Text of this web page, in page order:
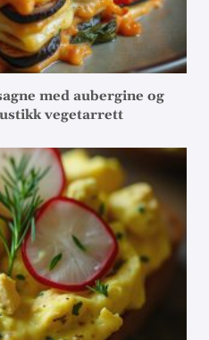
med aubergine og
vegetarrett